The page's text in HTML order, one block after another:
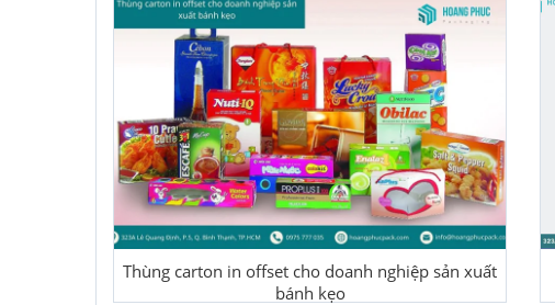
Thùng carton in offset cho doanh nghiệp sản xuất
bánh kẹo